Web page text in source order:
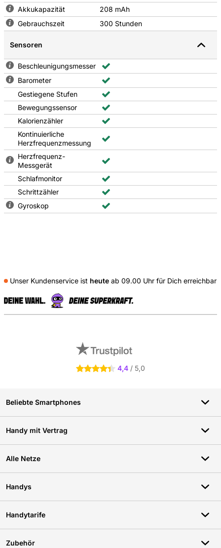
Akkukapazität
208 mAh
Gebrauchszeit
300 Stunden
Sensoren
Beschleunigungsmesser
Barometer
Gestiegene Stufen
Bewegungssensor
Kalorienzähler
Kontinuierliche
Herzfrequenzmessung
Herzfrequenz-
Messgerät
Schlafmonitor
Schrittzähler
Gyroskop
Unser Kundenservice ist heute ab 09.00 Uhr für Dich erreichbar
4.4 Sterne 4,4 / 5,0
Beliebte Smartphones
Handy mit Vertrag
Alle Netze
Handys
Handytarife
Zubehör